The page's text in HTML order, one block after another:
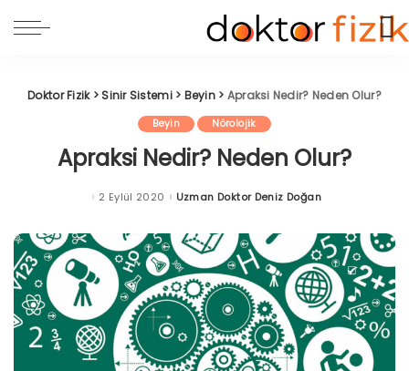
Doktor Fizik>Sinir Sistemi> Beyin> Apraksi Nedir? Neden Olur?
Beyin Nörolojik
Apraksi Nedir? Neden Olur?
2 Eylül 2020 Posted
Uzman Doktor Deniz Doğan